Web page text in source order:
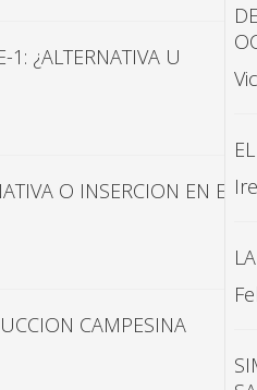
1: ¿ALTERNATIVA U
O INSERCION EN EL
CAMPESINA